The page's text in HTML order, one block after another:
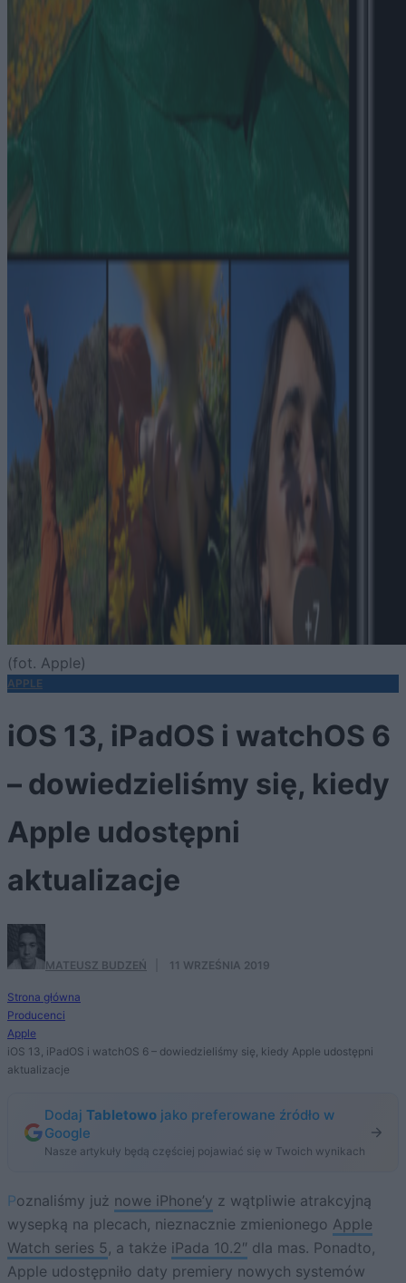
(fot. Apple)
APPLE
iOS 13, iPadOS i watchOS 6
– dowiedzieliśmy się, kiedy
Apple udostępni
aktualizacje
MATEUSZ BUDZEŃ 11 WRZEŚNIA 2019
Strona główna
Producenci
Apple
iOS 13, iPadOS i watchOS 6 – dowiedzieliśmy się, kiedy Apple udostępni
aktualizacje
Dodaj Tabletowo jako preferowane źródło w
Google
Nasze artykuły będą częściej pojawiać się w Twoich wynikach
Poznaliśmy już nowe iPhone’y z wątpliwie atrakcyjną
wysepką na plecach, nieznacznie zmienionego Apple
Watch series 5, a także iPada 10.2″ dla mas. Ponadto,
Apple udostępniło daty premiery nowych systemów